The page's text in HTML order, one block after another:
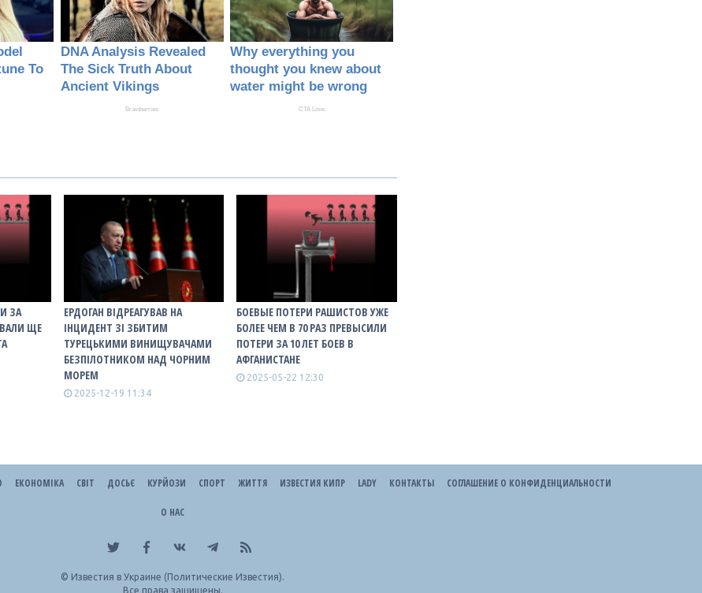
ЗА
ЩЕ
ЕРДОГАН ВІДРЕАГУВАВ НА
ІНЦИДЕНТ ЗІ ЗБИТИМ
ТУРЕЦЬКИМИ ВИНИЩУВАЧАМИ
БЕЗПІЛОТНИКОМ НАД ЧОРНИМ
МОРЕМ
2025-12-19 11:34
БОЕВЫЕ ПОТЕРИ РАШИСТОВ УЖЕ
БОЛЕЕ ЧЕМ В 70 РАЗ ПРЕВЫСИЛИ
ПОТЕРИ ЗА 10 ЛЕТ БОЕВ В
АФГАНИСТАНЕ
2025-05-22 12:30
ЕКОНОМІКА СВІТ ДОСЬЄ КУРЙОЗИ СПОРТ ЖИТТЯ ИЗВЕСТИЯ КИПР LADY КОНТАКТЫ СОГЛАШЕНИЕ О КОНФИДЕНЦИАЛЬНОСТИ
О НАС
© Известия в Украине (Политические Известия).
Все права защищены.